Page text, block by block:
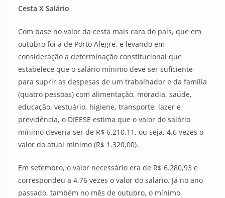
Cesta X Salário
Com base no valor da cesta mais cara do país, que em
outubro foi a de Porto Alegre, e levando em
consideração a determinação constitucional que
estabelece que o salário mínimo deve ser suficiente
para suprir as despesas de um trabalhador e da família
(quatro pessoas) com alimentação, moradia, saúde,
educação, vestuário, higiene, transporte, lazer e
previdência, o DIEESE estima que o valor do salário
mínimo deveria ser de R$ 6.210,11, ou seja, 4,6 vezes o
valor do atual mínimo (R$ 1.320,00).
Em setembro, o valor necessário era de R$ 6.280,93 e
correspondeu a 4,76 vezes o valor do salário. Já no ano
passado, também no mês de outubro, o mínimo